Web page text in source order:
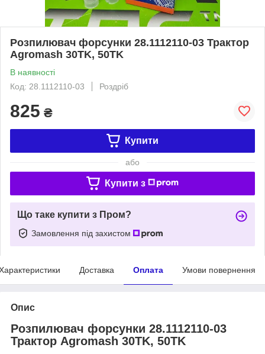
Розпилювач форсунки 28.1112110-03 Трактор
Agromash 30TK, 50TK
В наявності
Код: 28.1112110-03
Роздріб
825 ₴
Купити
або
Купити з
Що таке купити з Пром?
Замовлення під захистом
Доставка Оплата Умови повернення
Опис
Розпилювач форсунки 28.1112110-03
Трактор Agromash 30TK, 50TK